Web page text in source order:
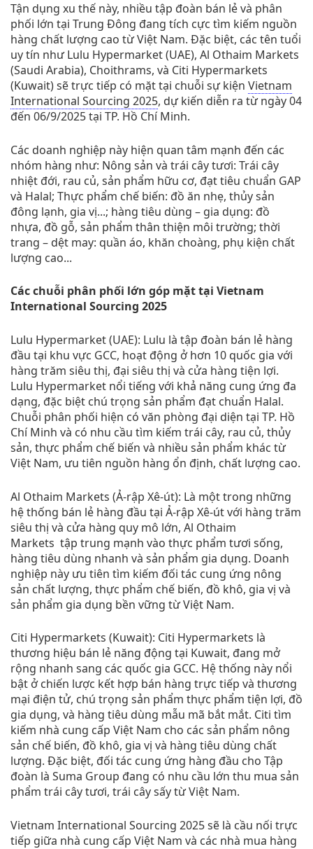
Tận dụng xu thế này, nhiều tập đoàn bán lẻ và phân
phối lớn tại Trung Đông đang tích cực tìm kiếm nguồn
hàng chất lượng cao từ Việt Nam. Đặc biệt, các tên tuổi
uy tín như Lulu Hypermarket (UAE), Al Othaim Markets
(Saudi Arabia), Choithrams, và Citi Hypermarkets
(Kuwait) sẽ trực tiếp có mặt tại chuỗi sự kiện Vietnam
International Sourcing 2025, dự kiến diễn ra từ ngày 04
đến 06/9/2025 tại TP. Hồ Chí Minh.
Các doanh nghiệp này hiện quan tâm mạnh đến các
nhóm hàng như: Nông sản và trái cây tươi: Trái cây
nhiệt đới, rau củ, sản phẩm hữu cơ, đạt tiêu chuẩn GAP
và Halal; Thực phẩm chế biến: đồ ăn nhẹ, thủy sản
đông lạnh, gia vị...; hàng tiêu dùng – gia dụng: đồ
nhựa, đồ gỗ, sản phẩm thân thiện môi trường; thời
trang – dệt may: quần áo, khăn choàng, phụ kiện chất
lượng cao...
Các chuỗi phân phối lớn góp mặt tại Vietnam
International Sourcing 2025
Lulu Hypermarket (UAE): Lulu là tập đoàn bán lẻ hàng
đầu tại khu vực GCC, hoạt động ở hơn 10 quốc gia với
hàng trăm siêu thị, đại siêu thị và cửa hàng tiện lợi.
Lulu Hypermarket nổi tiếng với khả năng cung ứng đa
dạng, đặc biệt chú trọng sản phẩm đạt chuẩn Halal.
Chuỗi phân phối hiện có văn phòng đại diện tại TP. Hồ
Chí Minh và có nhu cầu tìm kiếm trái cây, rau củ, thủy
sản, thực phẩm chế biến và nhiều sản phẩm khác từ
Việt Nam, ưu tiên nguồn hàng ổn định, chất lượng cao.
Al Othaim Markets (Ả-rập Xê-út): Là một trong những
hệ thống bán lẻ hàng đầu tại Ả-rập Xê-út với hàng trăm
siêu thị và cửa hàng quy mô lớn, Al Othaim
Markets tập trung mạnh vào thực phẩm tươi sống,
hàng tiêu dùng nhanh và sản phẩm gia dụng. Doanh
nghiệp này ưu tiên tìm kiếm đối tác cung ứng nông
sản chất lượng, thực phẩm chế biến, đồ khô, gia vị và
sản phẩm gia dụng bền vững từ Việt Nam.
Citi Hypermarkets (Kuwait): Citi Hypermarkets là
thương hiệu bán lẻ năng động tại Kuwait, đang mở
rộng nhanh sang các quốc gia GCC. Hệ thống này nổi
bật ở chiến lược kết hợp bán hàng trực tiếp và thương
mại điện tử, chú trọng sản phẩm thực phẩm tiện lợi, đồ
gia dụng, và hàng tiêu dùng mẫu mã bắt mắt. Citi tìm
kiếm nhà cung cấp Việt Nam cho các sản phẩm nông
sản chế biến, đồ khô, gia vị và hàng tiêu dùng chất
lượng. Đặc biệt, đối tác cung ứng hàng đầu cho Tập
đoàn là Suma Group đang có nhu cầu lớn thu mua sản
phẩm trái cây tươi, trái cây sấy từ Việt Nam.
Vietnam International Sourcing 2025 sẽ là cầu nối trực
tiếp giữa nhà cung cấp Việt Nam và các nhà mua hàng